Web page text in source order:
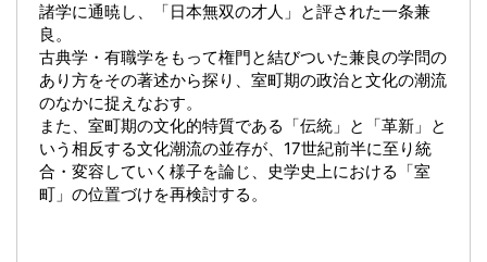
諸学に通暁し、「日本無双の才人」と評された一条兼
良。
古典学・有職学をもって権門と結びついた兼良の学問の
あり方をその著述から探り、室町期の政治と文化の潮流
のなかに捉えなおす。
また、室町期の文化的特質である「伝統」と「革新」と
いう相反する文化潮流の並存が、17世紀前半に至り統
合・変容していく様子を論じ、史学史上における「室
町」の位置づけを再検討する。